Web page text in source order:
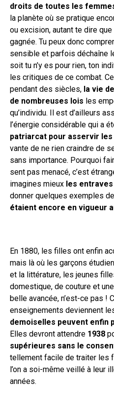
droits de toutes les
la planète où se pratique
ou excision, autant te dire
gagnée. Tu peux donc
sensible et parfois déchaîne
soit tu n’y es pour rien, ton
les critiques de ce combat.
pendant des siècles, la vie
de nombreuses lois les
qu’individu. Il est d’ailleurs
l’énergie considérable qui a
patriarcat pour asservir
vante de ne rien craindre de
sans importance. Pourquoi
sent pas menacé, c’est
imagines mieux les entraves
donner quelques exemples de
étaient encore en vigueur
En 1880, les filles ont enfin
mais là où les garçons
et la littérature, les jeunes
domestique, de couture et
belle avancée, n’est-ce pas !
enseignements deviennent
demoiselles peuvent enfin
Elles devront attendre 1938
supérieures sans le
tellement facile de traiter les
l’on a soi-même veillé à leur
années.